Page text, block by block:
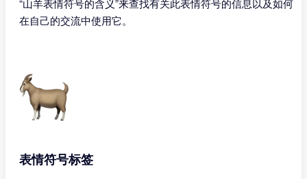
“山羊表情符号的含义”来查找有关此表情符号的信息以及如何
在自己的交流中使用它。
表情符号标签